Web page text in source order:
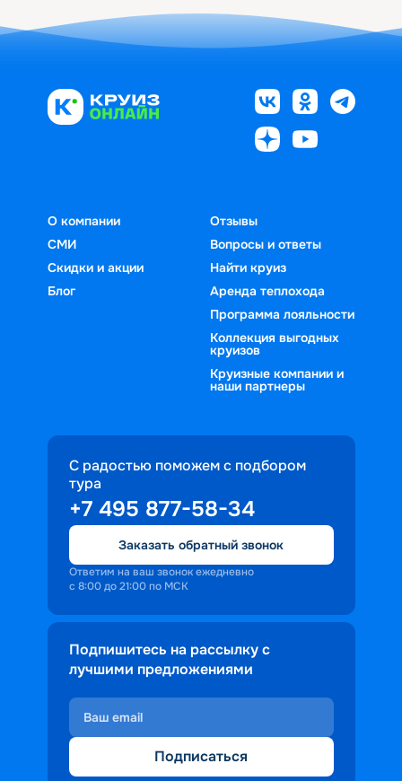
О компании
СМИ
Скидки и акции
Блог
Отзывы
Вопросы и ответы
Найти круиз
Аренда теплохода
Программа лояльности
Коллекция выгодных
круизов
Круизные компании и
наши партнеры
С радостью поможем с подбором
тура
+7 495 877-58-34
Заказать обратный звонок
Ответим на ваш звонок ежедневно
с 8:00 до 21:00 по МСК
Подпишитесь на рассылку с
лучшими предложениями
Подписаться